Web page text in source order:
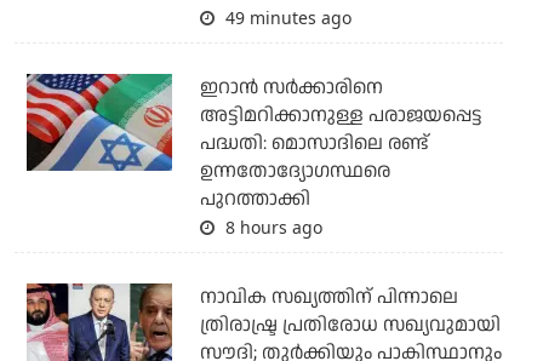
49 minutes ago
ഇറാന്‍ സര്‍ക്കാരിനെ
അട്ടിമറിക്കാനുള്ള പരാജയപ്പെട്ട
പദ്ധതി: മൊസാദിലെ രണ്ട്
ഉന്നതോദ്യോഗസ്ഥരെ
പുറത്താക്കി
8 hours ago
നാവിക സഖ്യത്തിന് പിന്നാലെ
ത്രിരാഷ്ട്ര പ്രതിരോധ സഖ്യവുമായി
സൗദി; തുര്‍ക്കിയും പാകിസ്ഥാനും